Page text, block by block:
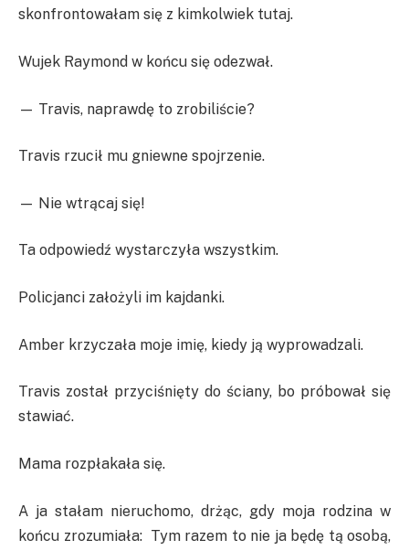
skonfrontowałam się z kimkolwiek tutaj.
Wujek Raymond w końcu się odezwał.
— Travis, naprawdę to zrobiliście?
Travis rzucił mu gniewne spojrzenie.
— Nie wtrącaj się!
Ta odpowiedź wystarczyła wszystkim.
Policjanci założyli im kajdanki.
Amber krzyczała moje imię, kiedy ją wyprowadzali.
Travis został przyciśnięty do ściany, bo próbował się
stawiać.
Mama rozpłakała się.
A ja stałam nieruchomo, drżąc, gdy moja rodzina w
końcu zrozumiała: Tym razem to nie ja będę tą osobą,